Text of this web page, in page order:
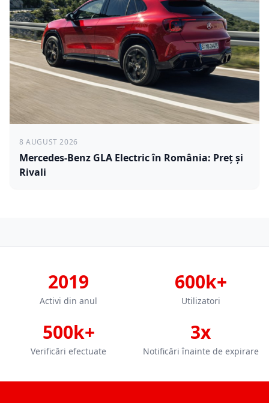
8 AUGUST 2026
Mercedes-Benz GLA Electric în România: Preț și
Rivali
2019
Activi din anul
600k+
Utilizatori
500k+
Verificări efectuate
3x
Notificări înainte de expirare